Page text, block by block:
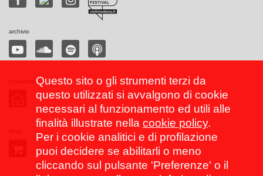
archivio
Questo sito o gli strumenti terzi da
questo utilizzati si avvalgono di cookie
necessari al funzionamento ed utili alle
finalità illustrate nella cookie policy.
Per i cookie analitici e di profilazione
puoi decidere se abilitarli o meno
cliccando sul pulsante 'Preferenze' o il